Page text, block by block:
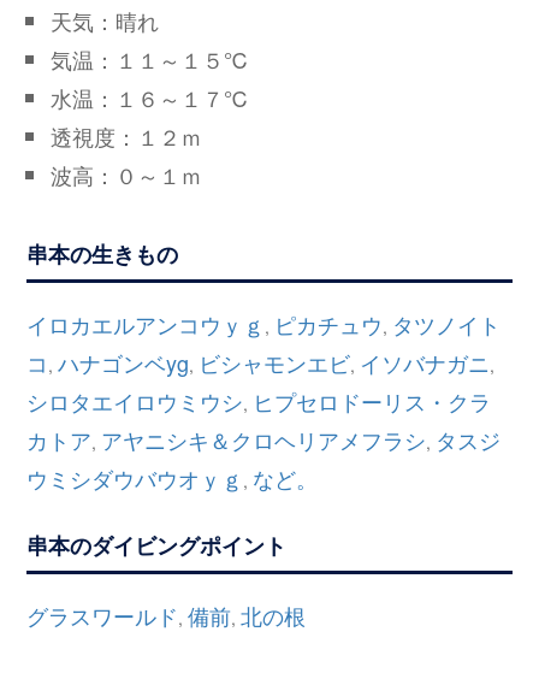
天気：晴れ
気温：１１～１５℃
水温：１６～１７℃
透視度：１２ｍ
波高：０～１ｍ
串本の生きもの
イロカエルアンコウｙｇ , ピカチュウ, タツノイト
コ ,ハナゴンベyg, ビシャモンエビ, イソバナガニ,
シロタエイロウミウシ, ヒプセロドーリス・クラ
カトア, アヤニシキ＆クロヘリアメフラシ, タスジ
ウミシダウバウオｙｇ , など。
串本のダイビングポイント
グラスワールド,備前,北の根